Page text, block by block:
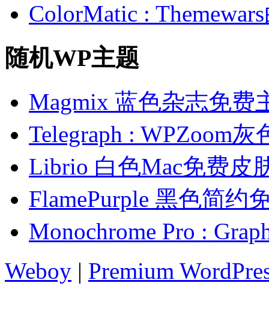
ColorMatic :
随机WP主题
Magmix 蓝色杂志免费
Telegraph : WPZoom
Librio 白色Mac免费皮
FlamePurple 黑色简约
Monochrome Pro :
Weboy | Premium